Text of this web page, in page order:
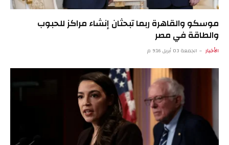
موسكو والقاهرة ربما تبحثان إنشاء مراكز للحبوب
والطاقة في مصر
الأخبار الجمعة 03 أبريل 9:16 م